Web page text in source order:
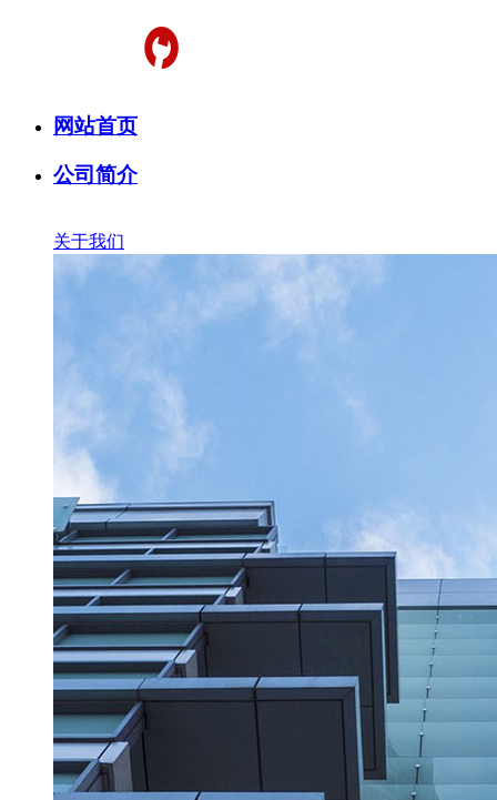
网站首页
公司简介
关于我们